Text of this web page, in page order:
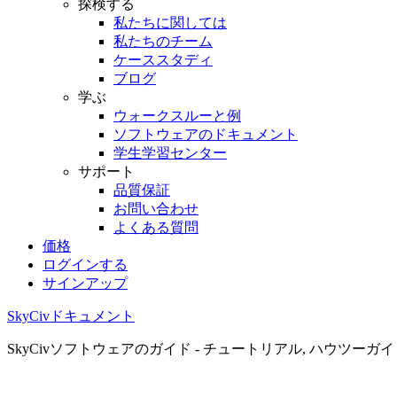
探検する
私たちに関しては
私たちのチーム
ケーススタディ
ブログ
学ぶ
ウォークスルーと例
ソフトウェアのドキュメント
学生学習センター
サポート
品質保証
お問い合わせ
よくある質問
価格
ログインする
サインアップ
SkyCivドキュメント
SkyCivソフトウェアのガイド - チュートリアル, ハウツーガ